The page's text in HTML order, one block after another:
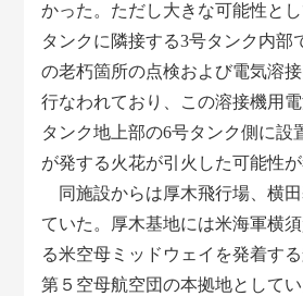
かった。ただし大きな可能性と
タンクに隣接する3号タンク内部
の老朽箇所の点検および電気溶
行なわれており、この溶接機用
タンク地上部の6号タンク側に設
が発する火花が引火した可能性が
同施設からは厚木飛行場、横
ていた。厚木基地には米海軍横
る米空母ミッドウェイを発着す
第５空母航空団の本拠地と